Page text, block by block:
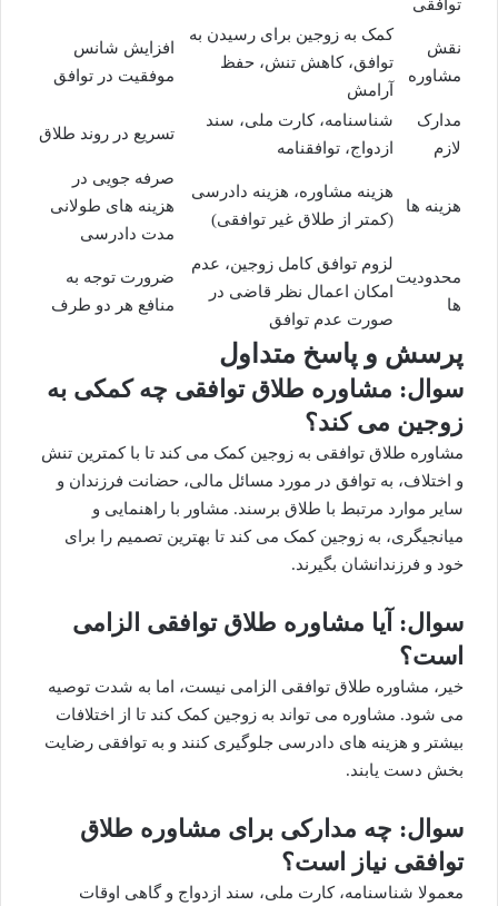
توافقی
نقش
مشاوره
کمک به زوجین برای رسیدن به
توافق، کاهش تنش، حفظ
آرامش
افزایش شانس
موفقیت در توافق
مدارک
لازم
شناسنامه، کارت ملی، سند
ازدواج، توافقنامه
تسریع در روند طلاق
هزینه ها
هزینه مشاوره، هزینه دادرسی
(کمتر از طلاق غیر توافقی)
صرفه جویی در
هزینه های طولانی
مدت دادرسی
محدودیت
ها
لزوم توافق کامل زوجین، عدم
امکان اعمال نظر قاضی در
صورت عدم توافق
ضرورت توجه به
منافع هر دو طرف
پرسش و پاسخ متداول
سوال: مشاوره طلاق توافقی چه کمکی به
زوجین می کند؟
مشاوره طلاق توافقی به زوجین کمک می کند تا با کمترین تنش
و اختلاف، به توافق در مورد مسائل مالی، حضانت فرزندان و
سایر موارد مرتبط با طلاق برسند. مشاور با راهنمایی و
میانجیگری، به زوجین کمک می کند تا بهترین تصمیم را برای
خود و فرزندانشان بگیرند.
سوال: آیا مشاوره طلاق توافقی الزامی
است؟
خیر، مشاوره طلاق توافقی الزامی نیست، اما به شدت توصیه
می شود. مشاوره می تواند به زوجین کمک کند تا از اختلافات
بیشتر و هزینه های دادرسی جلوگیری کنند و به توافقی رضایت
بخش دست یابند.
سوال: چه مدارکی برای مشاوره طلاق
توافقی نیاز است؟
معمولا شناسنامه، کارت ملی، سند ازدواج و گاهی اوقات